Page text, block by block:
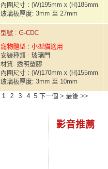
內圍尺寸 : (W)195mm x (H)185mm
玻璃板厚度: 3mm 至 27mm
型號 : G-CDC
寵物體型 : 小型貓適用
安裝種類 : 玻璃門
材質: 透明塑膠
內圍尺寸 : (W)170mm x (H)155mm
玻璃板厚度: 3mm 至 10mm
1 2 3 4 5 下一個 > 最後>>
影音推薦